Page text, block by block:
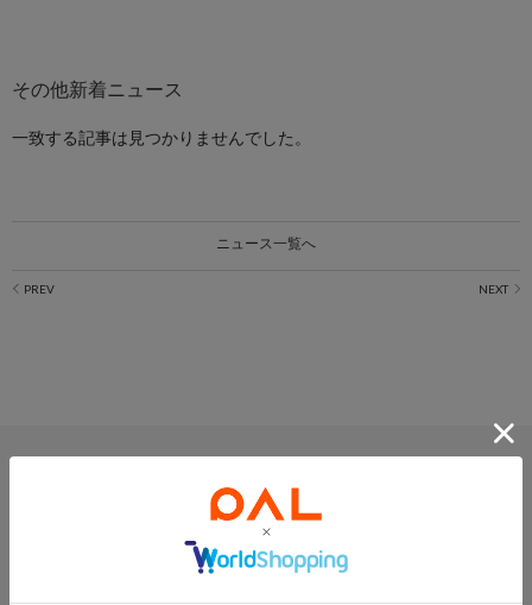
一致する記事は見つかりませんでした。
ニュース一覧へ
PICK UP